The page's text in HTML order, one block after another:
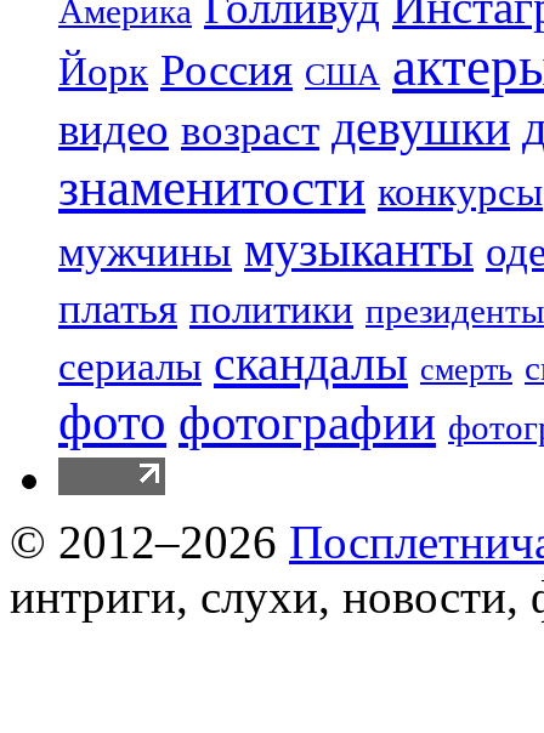
Америка
Йорк Россия США
видео возраст девушки
знаменитости конкурсы
мужчины музыканты
платья политики президенты
сериалы скандалы смерть
фото фотографии
© 2012–2026
интриги, слухи, новости,